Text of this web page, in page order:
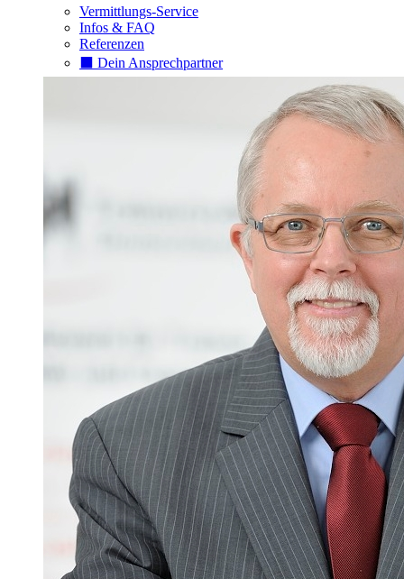
Vermittlungs-Service
Infos & FAQ
Referenzen
⬛️ Dein Ansprechpartner